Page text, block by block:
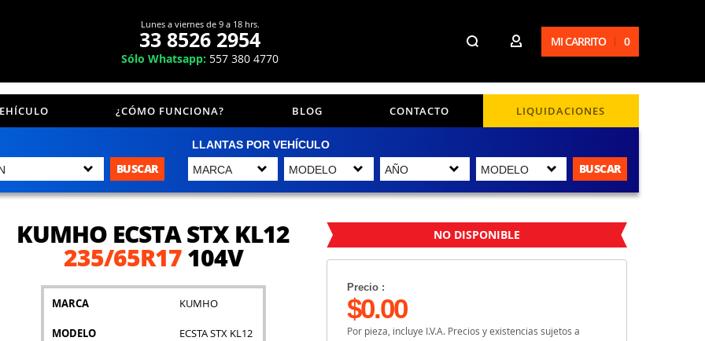
Lunes a viernes de 9 a 18 hrs.
33 8526 2954
Sólo Whatsapp: 557 380 4770
MI CARRITO 0
¿CÓMO FUNCIONA? BLOG CONTACTO LIQUIDACIONES
BUSCAR
LLANTAS POR VEHÍCULO
BUSCAR
KUMHO ECSTA STX KL12
235/65R17104V
MARCA KUMHO
MODELO ECSTA STX KL12
NO DISPONIBLE
Precio :
$0.00
Por pieza, incluye I.V.A. Precios y existencias sujetos a